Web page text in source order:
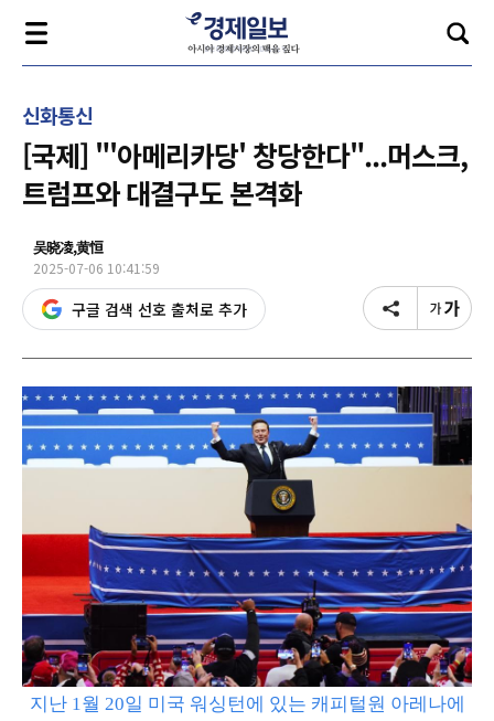
신화통신
[국제] "'아메리카당' 창당한다"...머스크,
트럼프와 대결구도 본격화
吴晓凌,黄恒
2025-07-06 10:41:59
구글 검색 선호 출처로 추가
지난 1월 20일 미국 워싱턴에 있는 캐피털원 아레나에